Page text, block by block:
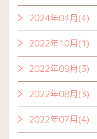
2024年04月(4)
2022年10月(1)
2022年09月(3)
2022年08月(3)
2022年07月(4)